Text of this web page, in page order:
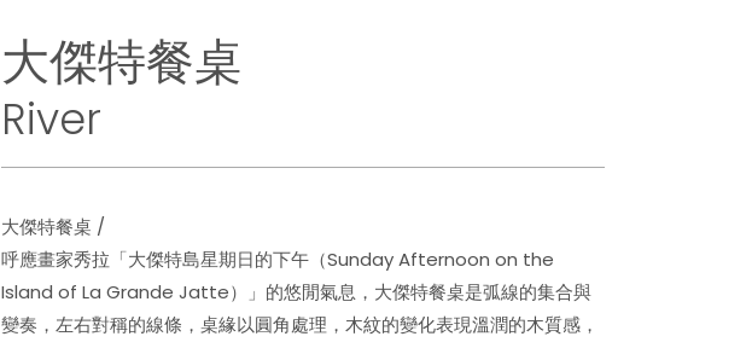
大傑特餐桌
River
大傑特餐桌 /
呼應畫家秀拉「大傑特島星期日的下午（Sunday Afternoon on the
Island of La Grande Jatte）」的悠閒氣息，大傑特餐桌是弧線的集合與
變奏，左右對稱的線條，桌緣以圓角處理，木紋的變化表現溫潤的木質感，